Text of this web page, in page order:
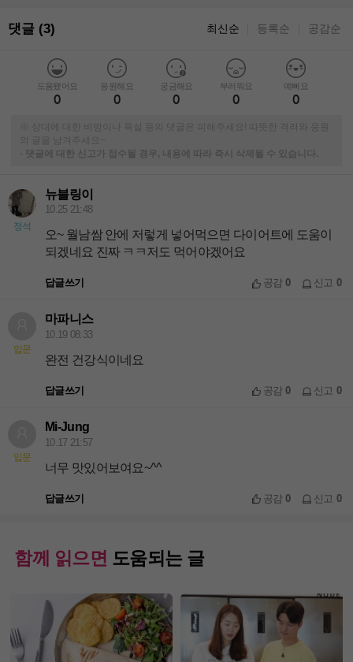
댓글 (3) 최신순 등록순 공감순
도움됐어요
0
응원해요
0
궁금해요
0
부러워요
0
예뻐요
0
※ 상대에 대한 비방이나 욕설 등의 댓글은 피해주세요! 따뜻한 격려와 응원
의 글을 남겨주세요~
-
댓글에 대한 신고가 접수될 경우, 내용에 따라 즉시 삭제될 수 있습니다.
정석
뉴블링이
10.25 21:48
오~ 월남쌈 안에 저렇게 넣어먹으면 다이어트에 도움이
되겠네요 진짜 ㅋㅋ저도 먹어야겠어요
답글쓰기 공감0 신고 0
입문
마파니스
10.19 08:33
완전 건강식이네요
답글쓰기 공감0 신고 0
입문
Mi-Jung
10.17 21:57
너무 맛있어보여요~^^
답글쓰기 공감0 신고 0
함께 읽으면 도움되는 글